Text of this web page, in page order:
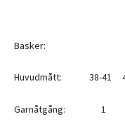
Basker:
Huvudmått: 38-41
Garnåtgång: 1